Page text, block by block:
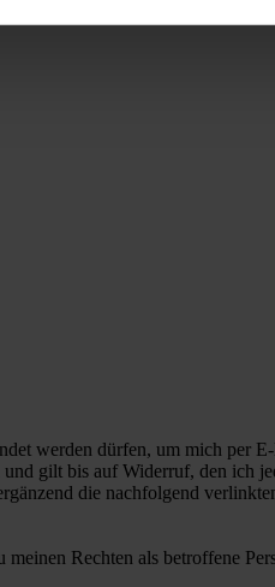
Kontaktaufnahme? Sehr
werden dürfen, um mich
gilt bis auf Widerruf, den
die nachfolgend
Rechten als betroffene